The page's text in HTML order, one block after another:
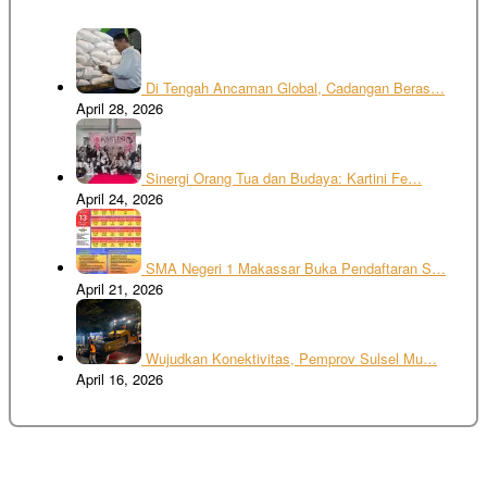
Di Tengah Ancaman Global, Cadangan Beras…
April 28, 2026
Sinergi Orang Tua dan Budaya: Kartini Fe…
April 24, 2026
SMA Negeri 1 Makassar Buka Pendaftaran S…
April 21, 2026
Wujudkan Konektivitas, Pemprov Sulsel Mu…
April 16, 2026